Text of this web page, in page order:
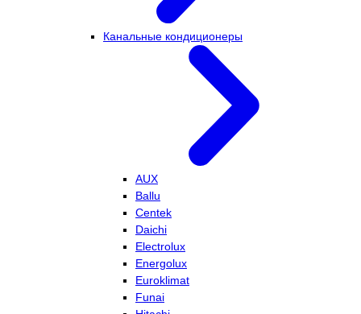
Канальные кондиционеры
AUX
Ballu
Centek
Daichi
Electrolux
Energolux
Euroklimat
Funai